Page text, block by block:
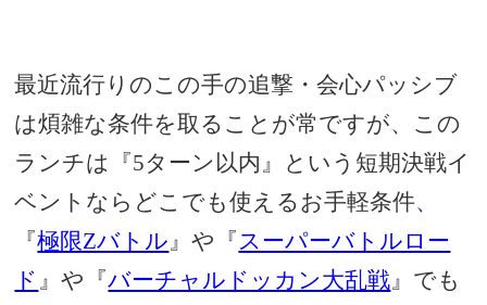
最近流行りのこの手の追撃・会心パッシブ
は煩雑な条件を取ることが常ですが、この
ランチは『5ターン以内』という短期決戦イ
ベントならどこでも使えるお手軽条件、
『極限Zバトル』や『スーパーバトルロー
ド 』や『バーチャルドッカン大乱戦』でも